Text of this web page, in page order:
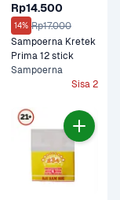
Rp14.500
14% Rp17.000
Sampoerna Kretek
Prima 12 stick
Sampoerna
Sisa 2